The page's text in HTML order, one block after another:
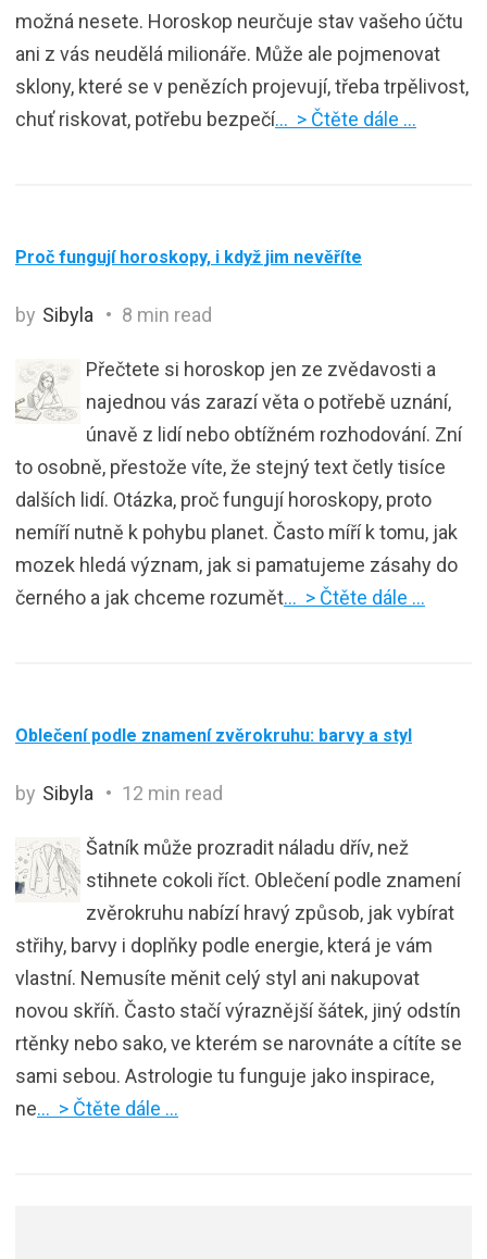
možná nesete. Horoskop neurčuje stav vašeho účtu
ani z vás neudělá milionáře. Může ale pojmenovat
sklony, které se v penězích projevují, třeba trpělivost,
chuť riskovat, potřebu bezpečí… > Čtěte dále …
Proč fungují horoskopy, i když jim nevěříte
by Sibyla 8 min read
Přečtete si horoskop jen ze zvědavosti a
najednou vás zarazí věta o potřebě uznání,
únavě z lidí nebo obtížném rozhodování. Zní
to osobně, přestože víte, že stejný text četly tisíce
dalších lidí. Otázka, proč fungují horoskopy, proto
nemíří nutně k pohybu planet. Často míří k tomu, jak
mozek hledá význam, jak si pamatujeme zásahy do
černého a jak chceme rozumět… > Čtěte dále …
Oblečení podle znamení zvěrokruhu: barvy a styl
by Sibyla 12 min read
Šatník může prozradit náladu dřív, než
stihnete cokoli říct. Oblečení podle znamení
zvěrokruhu nabízí hravý způsob, jak vybírat
střihy, barvy i doplňky podle energie, která je vám
vlastní. Nemusíte měnit celý styl ani nakupovat
novou skříň. Často stačí výraznější šátek, jiný odstín
rtěnky nebo sako, ve kterém se narovnáte a cítíte se
sami sebou. Astrologie tu funguje jako inspirace,
ne… > Čtěte dále …